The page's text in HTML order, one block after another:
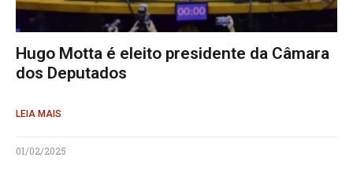
Hugo Motta é eleito presidente da Câmara
dos Deputados
LEIA MAIS
01/02/2025